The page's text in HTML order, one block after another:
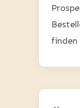
finden